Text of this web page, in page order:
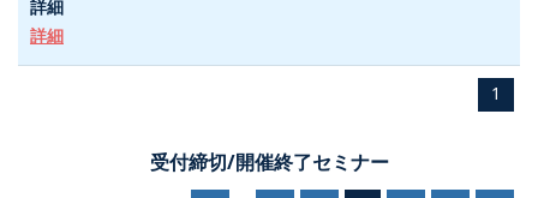
詳細
1
受付締切/開催終了セミナー